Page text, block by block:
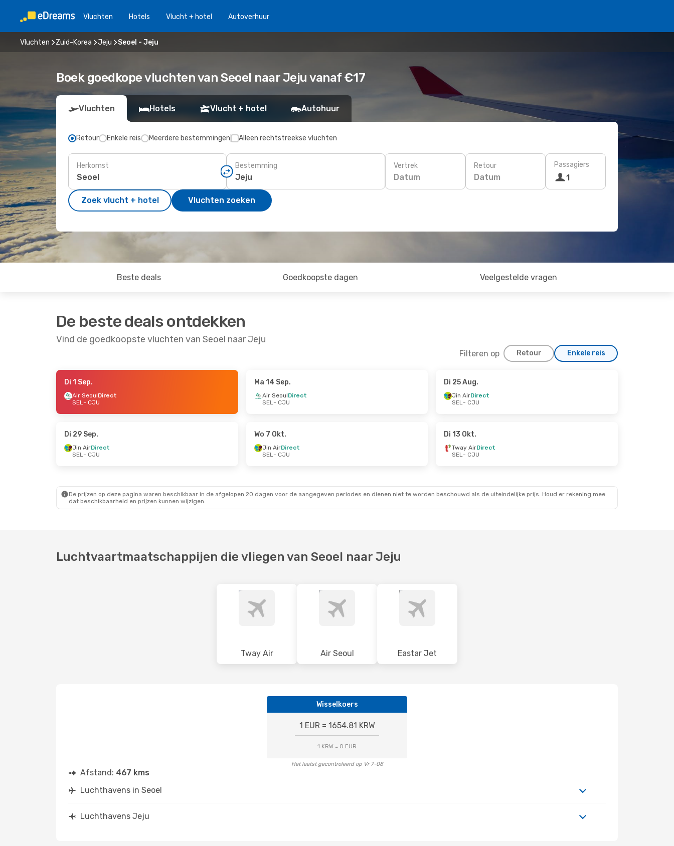
Vluchten Hotels Vlucht + hotel Autoverhuur
Vluchten Zuid-Korea Jeju Seoel - Jeju
Boek goedkope vluchten van Seoel naar Jeju vanaf €17
Vluchten Hotels Vlucht + hotel Autohuur
Retour Enkele reis Meerdere bestemmingen Alleen rechtstreekse vluchten
Herkomst Bestemming Vertrek
Datum
Retour
Datum
Passagiers
1
Zoek vlucht + hotel Vluchten zoeken
Beste deals Goedkoopste dagen Veelgestelde vragen
De beste deals ontdekken
Vind de goedkoopste vluchten van Seoel naar Jeju
Filteren op Retour Enkele reis
- Wo 9 Sep.
- Vr 2 Okt.
CJU
- SEL
CJU
- SEL
Di 1 Sep.
Air SeoulDirect
SEL- CJU
Ma 14 Sep.
Air SeoulDirect
SEL- CJU
Di 25 Aug.
Jin AirDirect
SEL- CJU
Di 29 Sep.
Jin AirDirect
SEL- CJU
Wo 7 Okt.
Jin AirDirect
SEL- CJU
Di 13 Okt.
Tway AirDirect
SEL- CJU
De prijzen op deze pagina waren beschikbaar in de afgelopen 20 dagen voor de aangegeven periodes en dienen niet te worden beschouwd als de uiteindelijke prijs. Houd er rekening mee
dat beschikbaarheid en prijzen kunnen wijzigen.
Luchtvaartmaatschappijen die vliegen van Seoel naar Jeju
Tway Air Air Seoul Eastar Jet
Wisselkoers
1 EUR = 1654.81 KRW
1 KRW = 0 EUR
Het laatst gecontroleerd op Vr 7-08
Afstand: 467 kms
Luchthavens in Seoel
Luchthavens Jeju